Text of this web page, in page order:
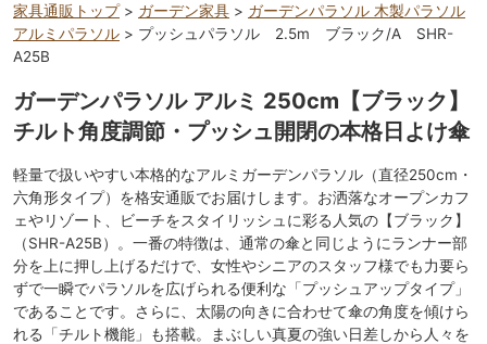
家具通販トップ> ガーデン家具 > ガーデンパラソル 木製パラソル
アルミパラソル > プッシュパラソル 2.5m ブラック/A SHR-
A25B
ガーデンパラソル アルミ 250cm【ブラック】
チルト角度調節・プッシュ開閉の本格日よけ傘
軽量で扱いやすい本格的なアルミガーデンパラソル（直径250cm・
六角形タイプ）を格安通販でお届けします。お洒落なオープンカフ
ェやリゾート、ビーチをスタイリッシュに彩る人気の【ブラック】
（SHR-A25B）。一番の特徴は、通常の傘と同じようにランナー部
分を上に押し上げるだけで、女性やシニアのスタッフ様でも力要ら
ずで一瞬でパラソルを広げられる便利な「プッシュアップタイプ」
であることです。さらに、太陽の向きに合わせて傘の角度を傾けら
れる「チルト機能」も搭載。まぶしい真夏の強い日差しから人々を